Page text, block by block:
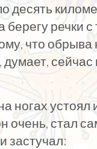
десять
речки
что обрыва
ногах устоял
очень, стал
застучал: